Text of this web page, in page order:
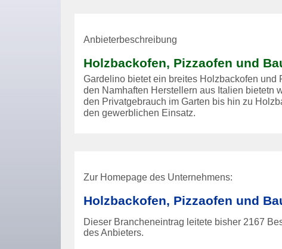
Anbieterbeschreibung
Holzbackofen, Pizzaofen und
Gardelino bietet ein breites Holzbackofen und
den Namhaften Herstellern aus Italien bietetn
den Privatgebrauch im Garten bis hin zu
den gewerblichen Einsatz.
Zur Homepage des Unternehmens:
Holzbackofen, Pizzaofen und
Dieser Brancheneintrag leitete bisher 2167
des Anbieters.